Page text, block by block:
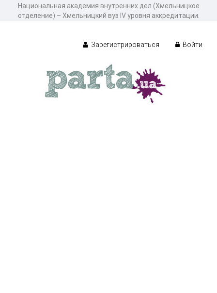
Национальная академия внутренних дел (Хмельницкое
отделение) – Хмельницкий вуз ІV уровня аккредитации.
Зарегистрироваться Войти